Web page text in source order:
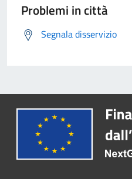
Problemi in città
Segnala disservizio